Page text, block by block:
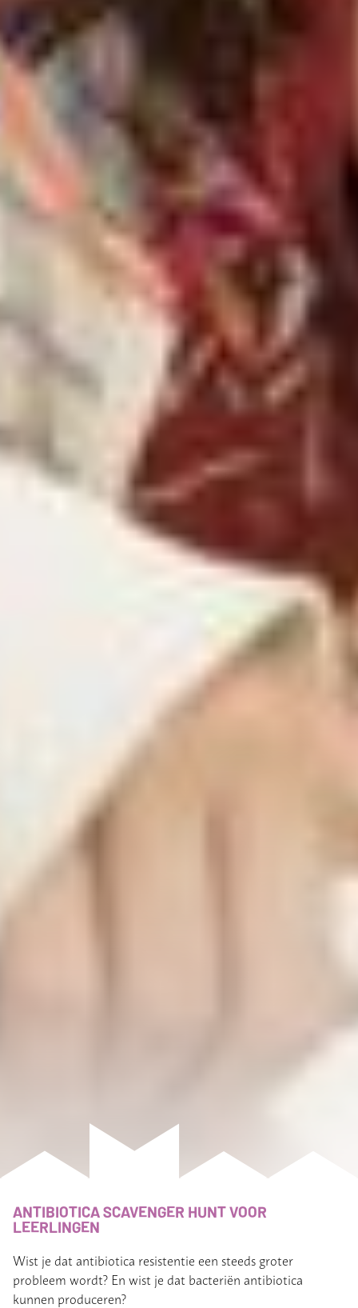
ANTIBIOTICA SCAVENGER HUNT VOOR
LEERLINGEN
Wist je dat antibiotica resistentie een steeds groter
probleem wordt? En wist je dat bacteriën antibiotica
kunnen produceren?